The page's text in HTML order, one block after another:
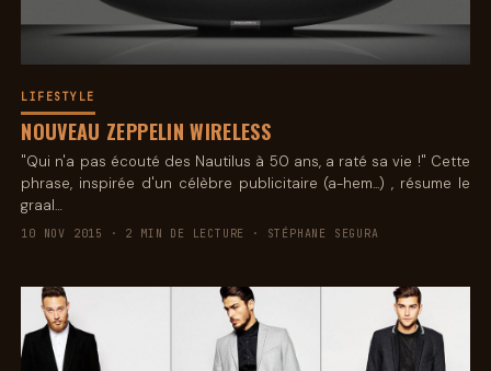
LIFESTYLE
NOUVEAU ZEPPELIN WIRELESS
"Qui n'a pas écouté des Nautilus à 50 ans, a raté sa vie !" Cette
phrase, inspirée d'un célèbre publicitaire (a-hem...) , résume le
graal…
10 NOV 2015 · 2 MIN DE LECTURE · STÉPHANE SEGURA